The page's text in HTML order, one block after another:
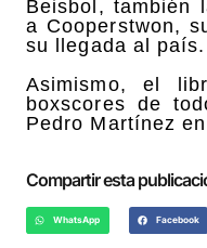
Beisbol, también
a Cooperstwon,
su llegada al país.
Asimismo, el
boxscores de
Pedro Martínez
Compartir esta
WhatsApp Facebook